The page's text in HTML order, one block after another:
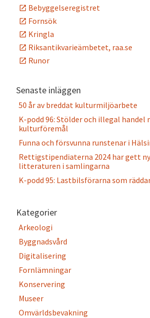
Bebyggelseregistret
Fornsök
Kringla
Riksantikvarieämbetet, raa.se
Runor
Senaste inläggen
50 år av breddat kulturmiljöarbete
K-podd 96: Stölder och illegal handel
kulturföremål
Funna och försvunna runstenar i
Rettigstipendiaterna 2024 har gett
litteraturen i samlingarna
K-podd 95: Lastbilsförarna som
Kategorier
Arkeologi
Byggnadsvård
Digitalisering
Fornlämningar
Konservering
Museer
Omvärldsbevakning